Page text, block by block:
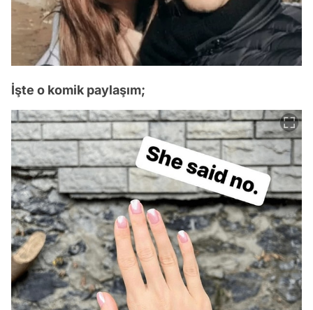
İşte o komik paylaşım;